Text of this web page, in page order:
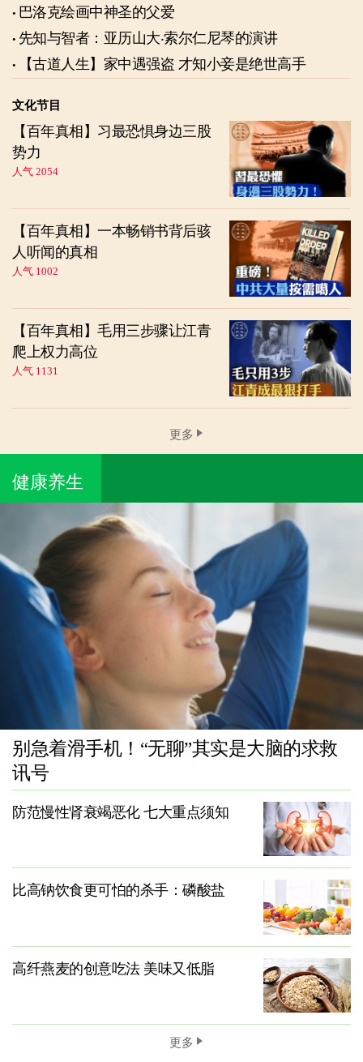
缘巴洛克绘画中神圣的父爱
先知与智者：亚历山大‧索尔仁尼琴的演讲
【古道人生】家中遇强盗 才知小妾是绝世高手
文化节目
【百年真相】习最恐惧身边三股
势力
人气 2054
【百年真相】一本畅销书背后骇
人听闻的真相
人气 1002
【百年真相】毛用三步骤让江青
爬上权力高位
人气 1131
更多
健康养生
别急着滑手机！“无聊”其实是大脑的求救
讯号
防范慢性肾衰竭恶化 七大重点须知
比高钠饮食更可怕的杀手：磷酸盐
高纤燕麦的创意吃法 美味又低脂
更多